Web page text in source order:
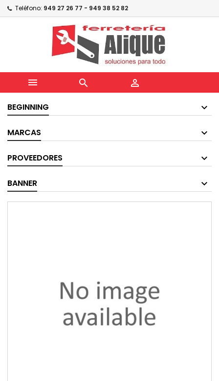
Teléfono: 949 27 26 77 - 949 38 52 82
  
BEGINNING
MARCAS
PROVEEDORES
BANNER